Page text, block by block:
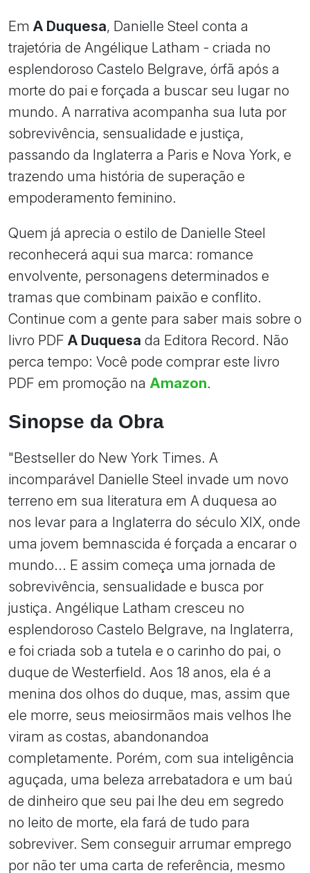
Em A Duquesa, Danielle Steel conta a
trajetória de Angélique Latham - criada no
esplendoroso Castelo Belgrave, órfã após a
morte do pai e forçada a buscar seu lugar no
mundo. A narrativa acompanha sua luta por
sobrevivência, sensualidade e justiça,
passando da Inglaterra a Paris e Nova York, e
trazendo uma história de superação e
empoderamento feminino.
Quem já aprecia o estilo de Danielle Steel
reconhecerá aqui sua marca: romance
envolvente, personagens determinados e
tramas que combinam paixão e conflito.
Continue com a gente para saber mais sobre o
livro PDF A Duquesa da Editora Record. Não
perca tempo: Você pode comprar este livro
PDF em promoção na Amazon.
Sinopse da Obra
"Bestseller do New York Times. A
incomparável Danielle Steel invade um novo
terreno em sua literatura em A duquesa ao
nos levar para a Inglaterra do século XIX, onde
uma jovem bemnascida é forçada a encarar o
mundo... E assim começa uma jornada de
sobrevivência, sensualidade e busca por
justiça. Angélique Latham cresceu no
esplendoroso Castelo Belgrave, na Inglaterra,
e foi criada sob a tutela e o carinho do pai, o
duque de Westerfield. Aos 18 anos, ela é a
menina dos olhos do duque, mas, assim que
ele morre, seus meiosirmãos mais velhos lhe
viram as costas, abandonandoa
completamente. Porém, com sua inteligência
aguçada, uma beleza arrebatadora e um baú
de dinheiro que seu pai lhe deu em segredo
no leito de morte, ela fará de tudo para
sobreviver. Sem conseguir arrumar emprego
por não ter uma carta de referência, mesmo